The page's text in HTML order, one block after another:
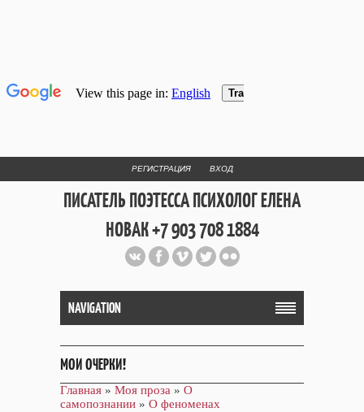
РЕГИСТРАЦИЯ ВХОД
ПИСАТЕЛЬ ПОЭТЕССА ПСИХОЛОГ ЕЛЕНА
НОВАК +7 903 708 1884
Официальный сайт репетитора
и Web Дизайнера Елены Новак
NAVIGATION
МОИ ОЧЕРКИ!
Главная » Моя проза » О
самопознании » О феноменах